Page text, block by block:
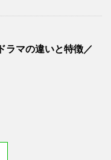
ラマの違いと特徴／